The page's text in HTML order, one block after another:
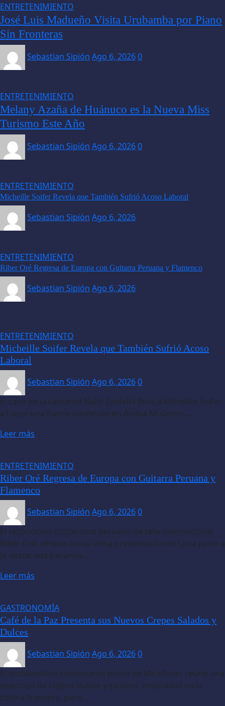
ENTRETENIMIENTO
José Luis Madueño Visita Urubamba por Piano
Sin Fronteras
Sebastian Sipión Ago 6, 20260
ENTRETENIMIENTO
Melany Azaña de Huánuco es la Nueva Miss
Turismo Este Año
Sebastian Sipión Ago 6, 20260
ENTRETENIMIENTO
Micheille Soifer Revela que También Sufrió Acoso Laboral
Sebastian Sipión Ago 6, 2026
ENTRETENIMIENTO
Riber Oré Regresa de Europa con Guitarra Peruana y Flamenco
Sebastian Sipión Ago 6, 2026
ENTRETENIMIENTO
Micheille Soifer Revela que También Sufrió Acoso
Laboral
Sebastian Sipión Ago 6, 20260
El caso de la cantante Naldi Saldaña llevó a Micheille Soifer
a hacer una fuerte confesión en Arriba Mi Gente.…
Leer más
ENTRETENIMIENTO
Riber Oré Regresa de Europa con Guitarra Peruana y
Flamenco
Sebastian Sipión Ago 6, 20260
El reconocido concertista peruano de talla internacional
Riber Oré, ofrecerá una única presentación en Lima junto a
la destacada bailarina…
Leer más
GASTRONOMÍA
Café de la Paz Presenta sus Nuevos Crepes Salados y
Dulces
Sebastian Sipión Ago 6, 20260
El emblemático restaurante bistró de Miraflores reúne una
selección de crêpes dulces y salados, inspirados en la
cocina francesa, para…